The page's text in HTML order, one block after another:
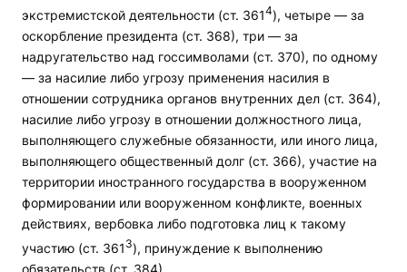
экстремистской деятельности (ст. 3614), четыре — за
оскорбление президента (ст. 368), три — за
надругательство над госсимволами (ст. 370), по одному
— за насилие либо угрозу применения насилия в
отношении сотрудника органов внутренних дел (ст. 364),
насилие либо угрозу в отношении должностного лица,
выполняющего служебные обязанности, или иного лица,
выполняющего общественный долг (ст. 366), участие на
территории иностранного государства в вооруженном
формировании или вооруженном конфликте, военных
действиях, вербовка либо подготовка лиц к такому
участию (ст. 361 3), принуждение к выполнению
обязательств (ст. 384).